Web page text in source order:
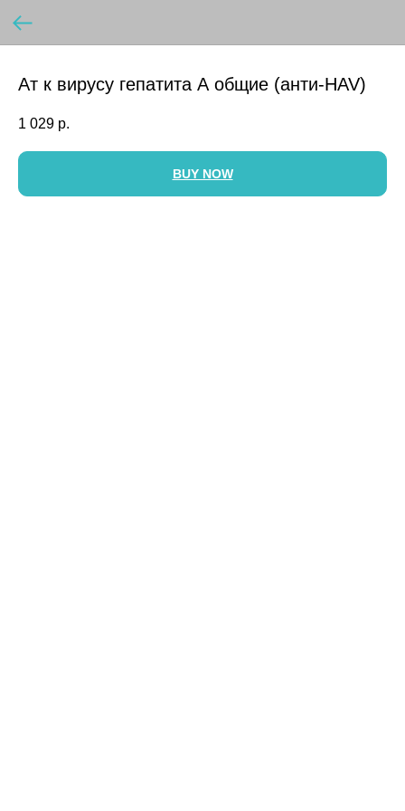
Ат к вирусу гепатита А общие (анти-HAV)
1 029 р.
BUY NOW